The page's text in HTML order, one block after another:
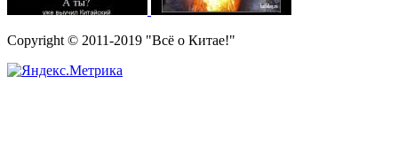
Copyright © 2011-2019 "Всё о Китае!"